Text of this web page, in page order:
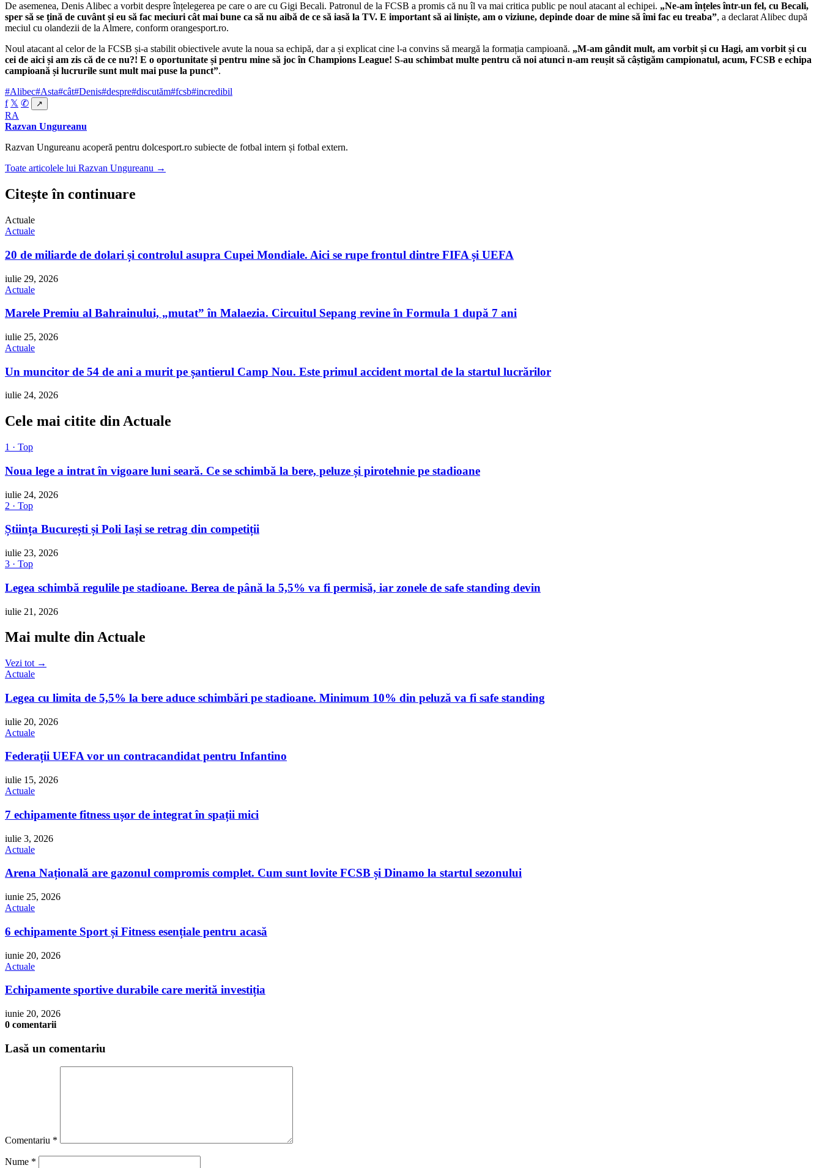
De asemenea, Denis Alibec a vorbit despre înțelegerea pe care o are cu Gigi Becali. Patronul de la FCSB a promis că nu îl va mai critica public pe noul atacant al echipei. „Ne-am înțeles într-un fel, cu Becali,
sper să se țină de cuvânt și eu să fac meciuri cât mai bune ca să nu aibă de ce să iasă la TV. E important să ai liniște, am o viziune, depinde doar de mine să îmi fac eu treaba”, a declarat Alibec după
meciul cu olandezii de la Almere, conform orangesport.ro.
Noul atacant al celor de la FCSB și-a stabilit obiectivele avute la noua sa echipă, dar a și explicat cine l-a convins să meargă la formația campioană. „M-am gândit mult, am vorbit și cu Hagi, am vorbit și cu
cei de aici și am zis că de ce nu?! E o oportunitate și pentru mine să joc în Champions League! S-au schimbat multe pentru că noi atunci n-am reușit să câștigăm campionatul, acum, FCSB e echipa
campioană și lucrurile sunt mult mai puse la punct”.
#Alibec#Asta#cât#Denis#despre#discutăm#fcsb#incredibil
f 𝕏 ✆ ↗
RA
Razvan Ungureanu
Razvan Ungureanu acoperă pentru dolcesport.ro subiecte de fotbal intern și fotbal extern.
Toate articolele lui Razvan Ungureanu →
Citește în continuare
Actuale
Actuale
20 de miliarde de dolari și controlul asupra Cupei Mondiale. Aici se rupe frontul dintre FIFA și UEFA
iulie 29, 2026
Actuale
Marele Premiu al Bahrainului, „mutat” în Malaezia. Circuitul Sepang revine în Formula 1 după 7 ani
iulie 25, 2026
Actuale
Un muncitor de 54 de ani a murit pe șantierul Camp Nou. Este primul accident mortal de la startul lucrărilor
iulie 24, 2026
Cele mai citite din Actuale
1 · Top
Noua lege a intrat în vigoare luni seară. Ce se schimbă la bere, peluze și pirotehnie pe stadioane
iulie 24, 2026
2 · Top
Știința București și Poli Iași se retrag din competiții
iulie 23, 2026
3 · Top
Legea schimbă regulile pe stadioane. Berea de până la 5,5% va fi permisă, iar zonele de safe standing devin
iulie 21, 2026
Mai multe din Actuale
Vezi tot →
Actuale
Legea cu limita de 5,5% la bere aduce schimbări pe stadioane. Minimum 10% din peluză va fi safe standing
iulie 20, 2026
Actuale
Federații UEFA vor un contracandidat pentru Infantino
iulie 15, 2026
Actuale
7 echipamente fitness ușor de integrat în spații mici
iulie 3, 2026
Actuale
Arena Națională are gazonul compromis complet. Cum sunt lovite FCSB și Dinamo la startul sezonului
iunie 25, 2026
Actuale
6 echipamente Sport și Fitness esențiale pentru acasă
iunie 20, 2026
Actuale
Echipamente sportive durabile care merită investiția
iunie 20, 2026
0 comentarii
Lasă un comentariu
Comentariu *
Nume *